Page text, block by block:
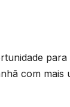
com mais